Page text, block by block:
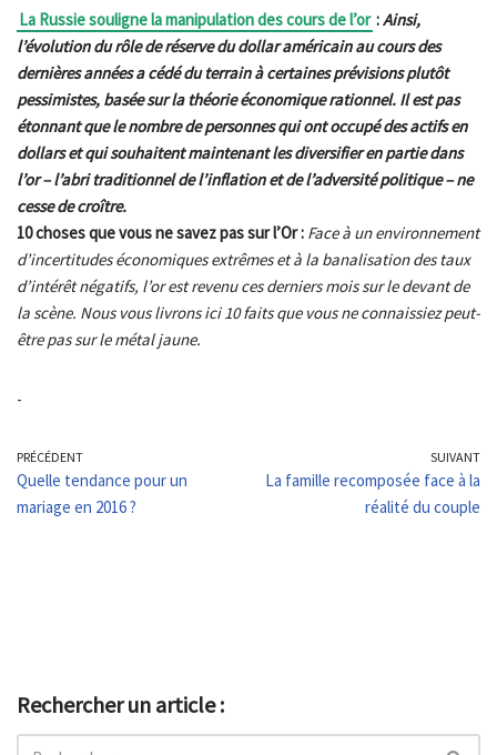
La Russie souligne la manipulation des cours de l’or :Ainsi,
l’évolution du rôle de réserve du dollar américain au cours des
dernières années a cédé du terrain à certaines prévisions plutôt
pessimistes, basée sur la théorie économique rationnel. Il est pas
étonnant que le nombre de personnes qui ont occupé des actifs en
dollars et qui souhaitent maintenant les diversifier en partie dans
l’or – l’abri traditionnel de l’inflationet de l’adversité politique – ne
cesse de croître.
10 choses que vous ne savez pas sur l’Or : Face à un environnement
d’incertitudes économiques extrêmes et à la banalisation des taux
d’intérêt négatifs, l’or est revenu ces derniers mois sur le devant de
la scène. Nous vous livrons ici 10 faits que vous ne connaissiez peut-
être pas sur le métal jaune.
-
PRÉCÉDENT
Quelle tendance pour un
mariage en 2016 ?
SUIVANT
La famille recomposée face à la
réalité du couple
Rechercher un article :